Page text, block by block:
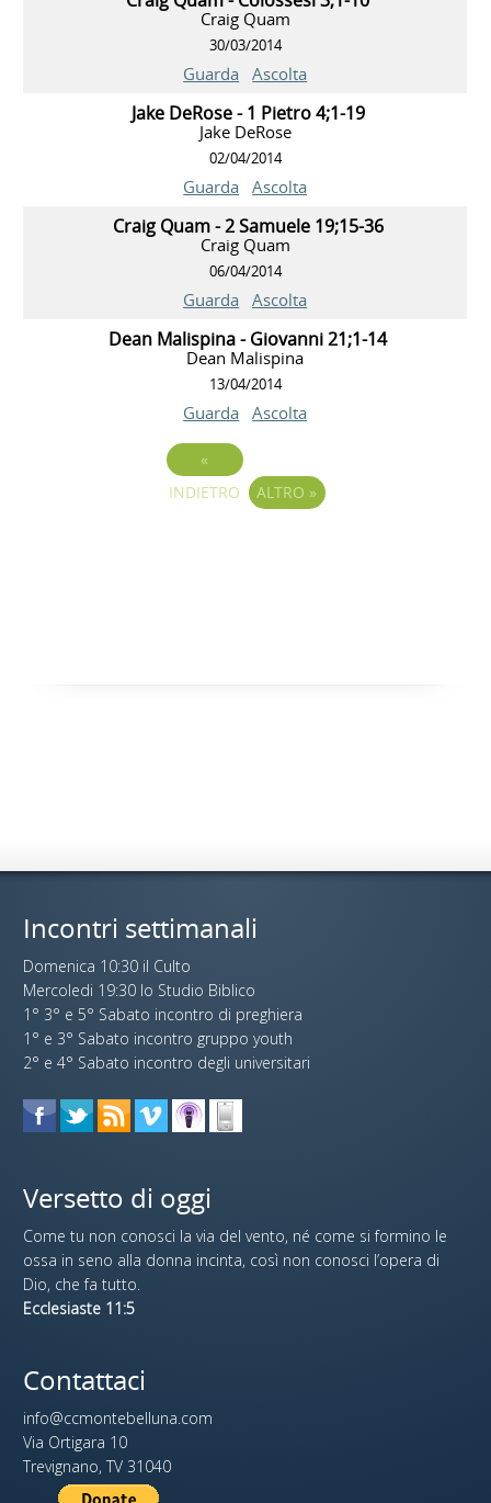
Craig Quam
30/03/2014
Guarda Ascolta
Jake DeRose - 1 Pietro 4;1-19
Jake DeRose
02/04/2014
Guarda Ascolta
Craig Quam - 2 Samuele 19;15-36
Craig Quam
06/04/2014
Guarda Ascolta
Dean Malispina - Giovanni 21;1-14
Dean Malispina
13/04/2014
Guarda Ascolta
«
INDIETRO
ALTRO »
Incontri settimanali
Domenica 10:30 il Culto
Mercoledi 19:30 lo Studio Biblico
1° 3° e 5° Sabato incontro di preghiera
1° e 3° Sabato incontro gruppo youth
2° e 4° Sabato incontro degli universitari
Versetto di oggi
Come tu non conosci la via del vento, né come si formino le
ossa in seno alla donna incinta, così non conosci l’opera di
Dio, che fa tutto.
Ecclesiaste 11:5
Contattaci
info@ccmontebelluna.com
Via Ortigara 10
Trevignano, TV 31040